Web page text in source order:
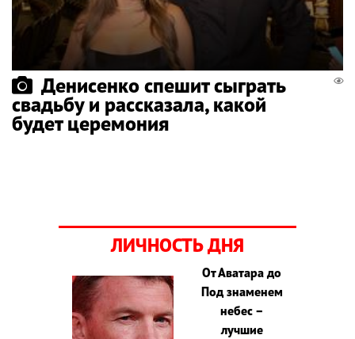
Денисенко спешит сыграть
свадьбу и рассказала, какой
будет церемония
ЛИЧНОСТЬ ДНЯ
От Аватара до
Под знаменем
небес –
лучшие